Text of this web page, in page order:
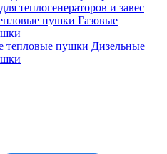
теплогенераторов и завес
Газовые
Дизельные